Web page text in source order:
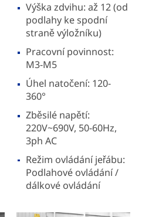
Výška zdvihu: až 12 (od
podlahy ke spodní
straně výložníku)
Pracovní povinnost:
M3-M5
Úhel natočení: 120-
360°
Zběsilé napětí:
220V~690V, 50-60Hz,
3ph AC
Režim ovládání jeřábu:
Podlahové ovládání /
dálkové ovládání